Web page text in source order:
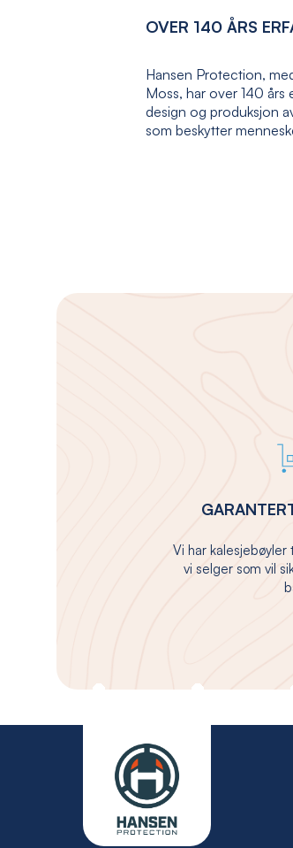
OVER 140 ÅRS
Hansen Protection,
Moss, har over 140 års
design og produksjon
som beskytter
Vi har
vi selger som vil